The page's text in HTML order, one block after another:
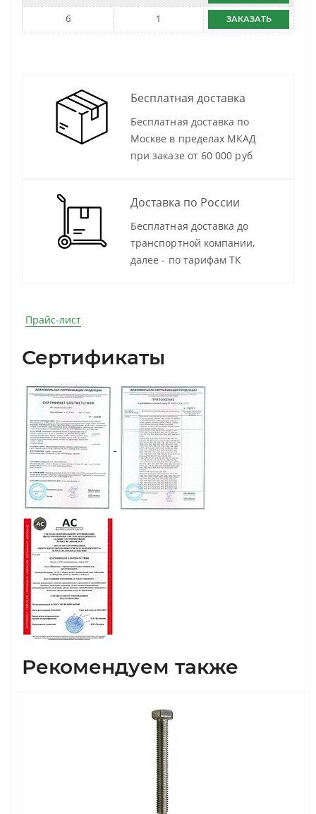
6 1 ЗАКАЗАТЬ
Бесплатная доставка
Бесплатная доставка по
Москве в пределах МКАД
при заказе от 60 000 руб
Доставка по России
Бесплатная доставка до
транспортной компании,
далее - по тарифам ТК
Прайс-лист
Сертификаты
Рекомендуем также